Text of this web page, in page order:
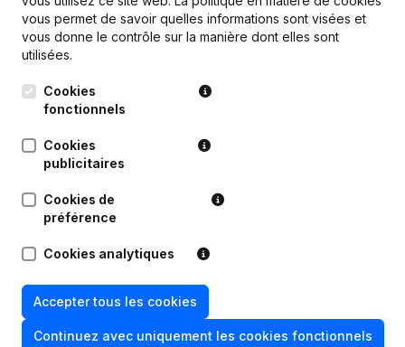
Publications
19-05-2025
Statuts (Traduction, Coordination,
Divers - Siège Social - Demissions,
Rubrique Constitution (Nouvelle
Succursale, etc...)
vous permet de savoir quelles informations sont visées et
vous donne le contrôle sur la manière dont elles sont
utilisées.
Cookies
fonctionnels
Cookies
publicitaires
Cookies de
préférence
Cookies analytiques
Accepter tous les cookies
Continuez avec uniquement les cookies fonctionnels